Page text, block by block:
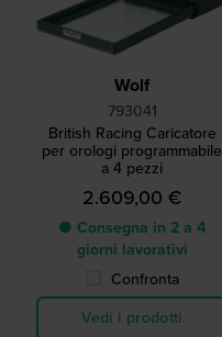
Wolf
793041
British Racing Caricatore
per orologi programmabile
a 4 pezzi
2.609,00 €
● Consegna in 2 a 4
giorni lavorativi
Confronta
Vedi i prodotti